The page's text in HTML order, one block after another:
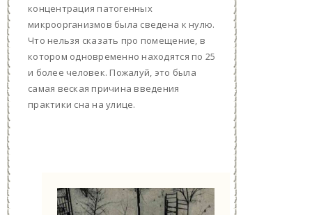
концентрация патогенных
микроорганизмов была сведена к нулю.
Что нельзя сказать про помещение, в
котором одновременно находятся по 25
и более человек. Пожалуй, это была
самая веская причина введения
практики сна на улице.